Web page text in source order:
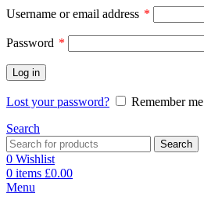
Username or email address *
Password *
Log in
Lost your password?
Remember me
Search
Search
0 Wishlist
0 items £0.00
Menu